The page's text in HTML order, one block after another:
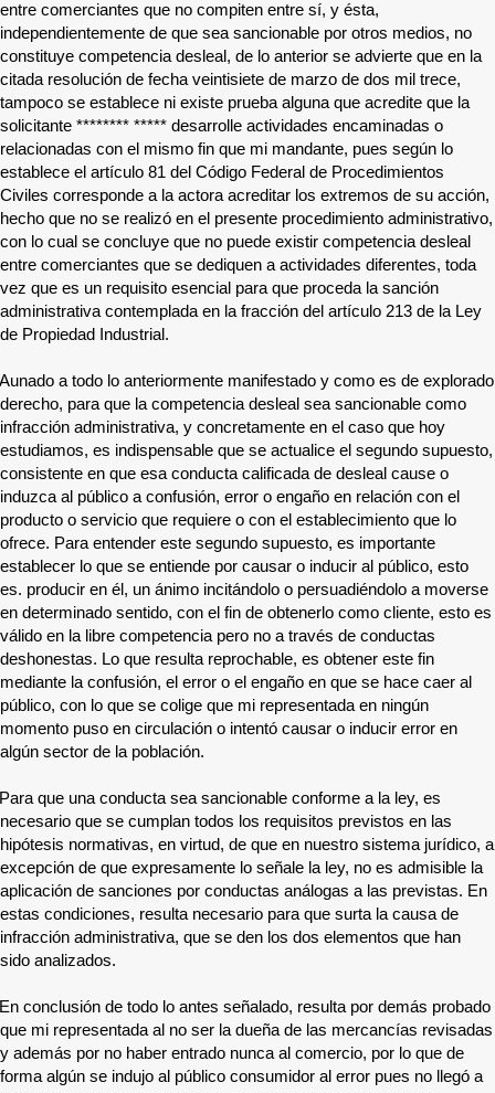
entre comerciantes que no compiten entre sí, y ésta,
independientemente de que sea sancionable por otros medios, no
constituye competencia desleal, de lo anterior se advierte que en la
citada resolución de fecha veintisiete de marzo de dos mil trece,
tampoco se establece ni existe prueba alguna que acredite que la
solicitante ******** ***** desarrolle actividades encaminadas o
relacionadas con el mismo fin que mi mandante, pues según lo
establece el artículo 81 del Código Federal de Procedimientos
Civiles corresponde a la actora acreditar los extremos de su acción,
hecho que no se realizó en el presente procedimiento administrativo,
con lo cual se concluye que no puede existir competencia desleal
entre comerciantes que se dediquen a actividades diferentes, toda
vez que es un requisito esencial para que proceda la sanción
administrativa contemplada en la fracción del artículo 213 de la Ley
de Propiedad Industrial.
Aunado a todo lo anteriormente manifestado y como es de explorado
derecho, para que la competencia desleal sea sancionable como
infracción administrativa, y concretamente en el caso que hoy
estudiamos, es indispensable que se actualice el segundo supuesto,
consistente en que esa conducta calificada de desleal cause o
induzca al público a confusión, error o engaño en relación con el
producto o servicio que requiere o con el establecimiento que lo
ofrece. Para entender este segundo supuesto, es importante
establecer lo que se entiende por causar o inducir al público, esto
es. producir en él, un ánimo incitándolo o persuadiéndolo a moverse
en determinado sentido, con el fin de obtenerlo como cliente, esto es
válido en la libre competencia pero no a través de conductas
deshonestas. Lo que resulta reprochable, es obtener este fin
mediante la confusión, el error o el engaño en que se hace caer al
público, con lo que se colige que mi representada en ningún
momento puso en circulación o intentó causar o inducir error en
algún sector de la población.
Para que una conducta sea sancionable conforme a la ley, es
necesario que se cumplan todos los requisitos previstos en las
hipótesis normativas, en virtud, de que en nuestro sistema jurídico, a
excepción de que expresamente lo señale la ley, no es admisible la
aplicación de sanciones por conductas análogas a las previstas. En
estas condiciones, resulta necesario para que surta la causa de
infracción administrativa, que se den los dos elementos que han
sido analizados.
En conclusión de todo lo antes señalado, resulta por demás probado
que mi representada al no ser la dueña de las mercancías revisadas
y además por no haber entrado nunca al comercio, por lo que de
forma algún se indujo al público consumidor al error pues no llegó a